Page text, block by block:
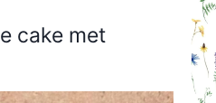
cake met